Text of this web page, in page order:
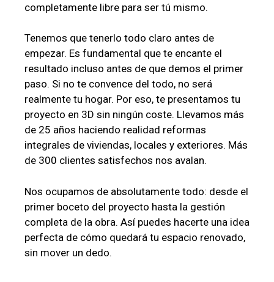
completamente libre para ser tú mismo.
Tenemos que tenerlo todo claro antes de
empezar. Es fundamental que te encante el
resultado incluso antes de que demos el primer
paso. Si no te convence del todo, no será
realmente tu hogar. Por eso, te presentamos tu
proyecto en 3D sin ningún coste. Llevamos más
de 25 años haciendo realidad reformas
integrales de viviendas, locales y exteriores. Más
de 300 clientes satisfechos nos avalan.
Nos ocupamos de absolutamente todo: desde el
primer boceto del proyecto hasta la gestión
completa de la obra. Así puedes hacerte una idea
perfecta de cómo quedará tu espacio renovado,
sin mover un dedo.